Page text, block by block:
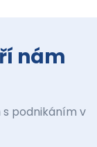
nám
podnikáním v